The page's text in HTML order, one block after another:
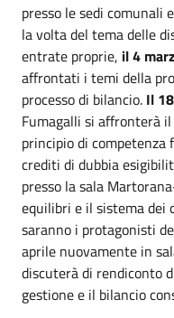
presso le sedi comunali
la volta del tema delle
entrate proprie, il 4
affrontati i temi della
processo di bilancio. Il
Fumagalli si affronterà
principio di
crediti di dubbia
presso la sala
equilibri e il sistema
saranno i protagonisti
aprile nuovamente in
discuterà di rendiconto
gestione e il bilancio